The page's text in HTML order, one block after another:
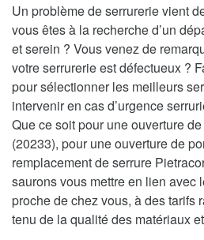
Un problème de serrurerie vient
vous êtes à la recherche d’un
et serein ? Vous venez de
votre serrurerie est défectueux ?
pour sélectionner les meilleurs
intervenir en cas d’urgence
Que ce soit pour une ouverture
(20233), pour une ouverture de
remplacement de serrure
saurons vous mettre en lien avec
proche de chez vous, à des tarifs
tenu de la qualité des matériaux